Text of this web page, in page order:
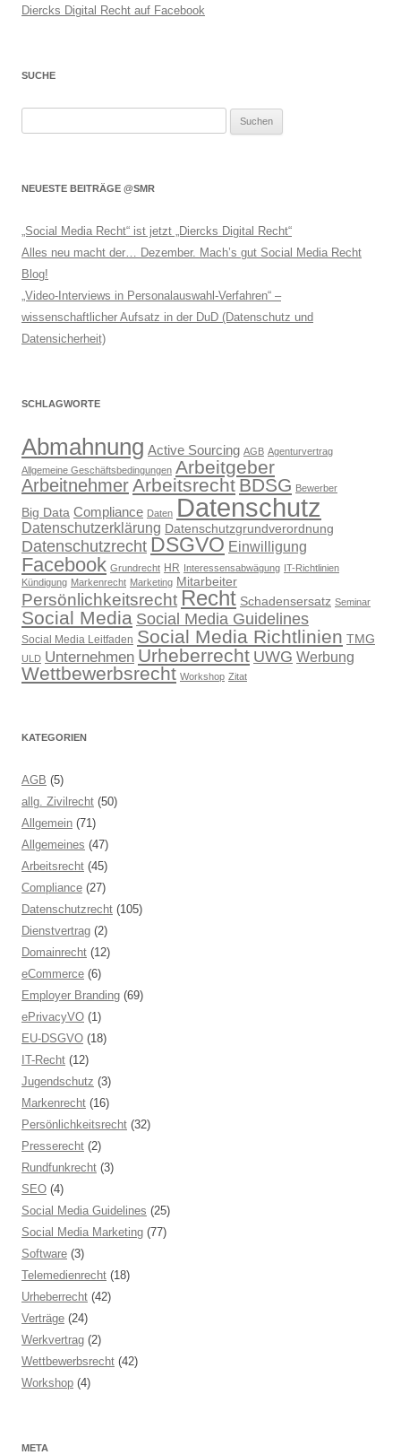
Diercks Digital Recht auf Facebook
SUCHE
NEUESTE BEITRÄGE @SMR
„Social Media Recht“ ist jetzt „Diercks Digital Recht“
Alles neu macht der… Dezember. Mach’s gut Social Media Recht
Blog!
„Video-Interviews in Personalauswahl-Verfahren“ –
wissenschaftlicher Aufsatz in der DuD (Datenschutz und
Datensicherheit)
SCHLAGWORTE
Abmahnung Active Sourcing AGB Agenturvertrag
Allgemeine Geschäftsbedingungen Arbeitgeber
ArbeitnehmerArbeitsrecht BDSG Bewerber
Big Data Compliance Daten Datenschutz
Datenschutzerklärung Datenschutzgrundverordnung
Datenschutzrecht DSGVO Einwilligung
Facebook Grundrecht HR Interessensabwägung IT-Richtlinien
Kündigung Markenrecht Marketing Mitarbeiter
Persönlichkeitsrecht Recht Schadensersatz Seminar
Social Media Social Media Guidelines
Social Media Leitfaden Social Media Richtlinien TMG
ULD Unternehmen Urheberrecht UWG Werbung
Wettbewerbsrecht Workshop Zitat
KATEGORIEN
AGB (5)
allg. Zivilrecht (50)
Allgemein (71)
Allgemeines (47)
Arbeitsrecht (45)
Compliance (27)
Datenschutzrecht (105)
Dienstvertrag (2)
Domainrecht (12)
eCommerce (6)
Employer Branding (69)
ePrivacyVO (1)
EU-DSGVO (18)
IT-Recht (12)
Jugendschutz (3)
Markenrecht (16)
Persönlichkeitsrecht (32)
Presserecht (2)
Rundfunkrecht (3)
SEO (4)
Social Media Guidelines (25)
Social Media Marketing (77)
Software (3)
Telemedienrecht (18)
Urheberrecht (42)
Verträge (24)
Werkvertrag (2)
Wettbewerbsrecht (42)
Workshop (4)
META